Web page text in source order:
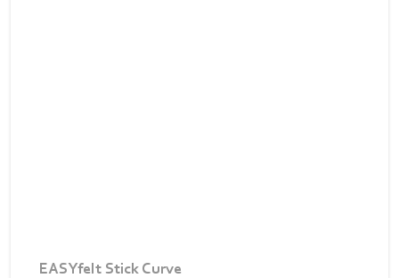
EASYfelt Stick Curve